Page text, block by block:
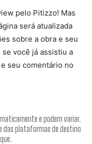
pelo Pitizzo! Mas
será atualizada
sobre a obra e seu
você já assistiu a
seu comentário no
e podem variar.
das plataformas de destino